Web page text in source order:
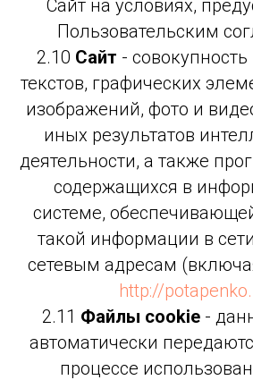
Сайт на условиях,
Пользовательским
2.10 Сайт -
текстов, графических
изображений, фото и
иных результатов
деятельности, а также
содержащихся в
системе,
такой информации в
сетевым адресам
http://
2.11 Файлы cookie-
автоматически
процессе